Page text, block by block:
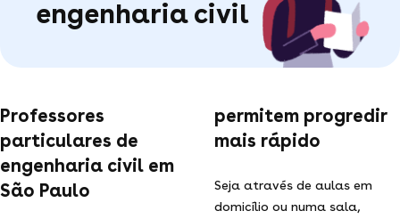
engenharia civil
Professores
particulares de
engenharia civil em
São Paulo
permitem progredir
mais rápido
Seja através de aulas em
domicílio ou numa sala,